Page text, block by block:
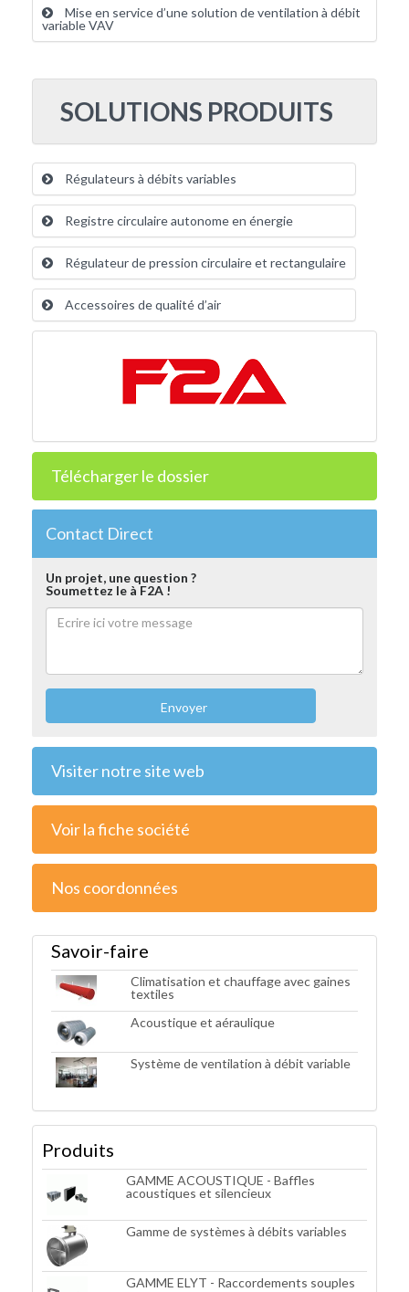
Mise en service d’une solution de ventilation à débit
variable VAV
SOLUTIONS PRODUITS
Régulateurs à débits variables
Registre circulaire autonome en énergie
Régulateur de pression circulaire et rectangulaire
Accessoires de qualité d’air
Télécharger le dossier
Contact Direct
Un projet, une question ?
Soumettez le à F2A !
Envoyer
Visiter notre site web
Voir la fiche société
Nos coordonnées
Savoir-faire
Climatisation et chauffage avec gaines
textiles
Acoustique et aéraulique
Système de ventilation à débit variable
Produits
GAMME ACOUSTIQUE - Baffles
acoustiques et silencieux
Gamme de systèmes à débits variables
GAMME ELYT - Raccordements souples